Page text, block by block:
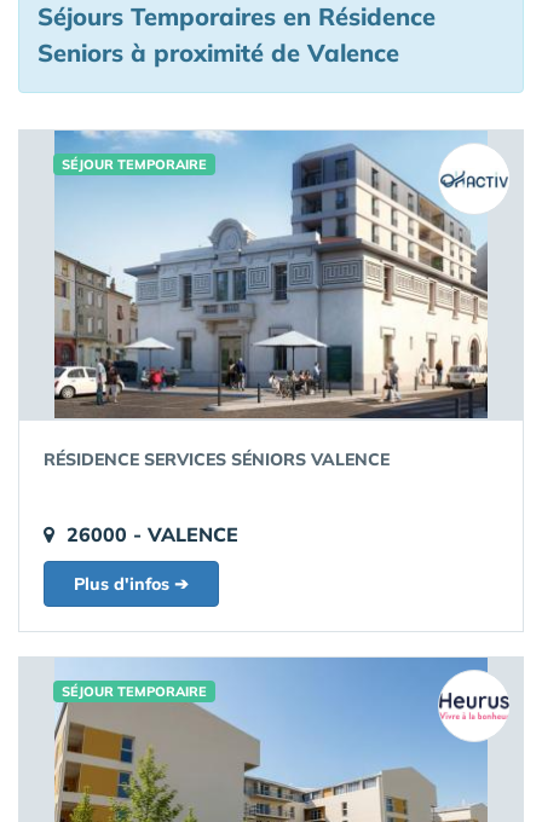
Séjours Temporaires en Résidence
Seniors à proximité de Valence
SÉJOUR TEMPORAIRE
RÉSIDENCE SERVICES SÉNIORS VALENCE
26000 - VALENCE
Plus d'infos ➔
SÉJOUR TEMPORAIRE